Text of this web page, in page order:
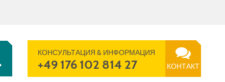
КОНСУЛЬТАЦИЯ & ИНФОРМАЦИЯ
+49 176 102 814 27 КОНТАКТ